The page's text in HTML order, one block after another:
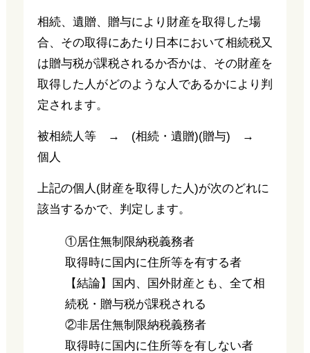
相続、遺贈、贈与により財産を取得した場
合、その取得にあたり日本において相続税又
は贈与税が課税されるか否かは、その財産を
取得した人がどのような人であるかにより判
定されます。
被相続人等 → (相続・遺贈)(贈与) →
個人
上記の個人(財産を取得した人)が次のどれに
該当するかで、判定します。
①居住無制限納税義務者
取得時に国内に住所等を有する者
【結論】国内、国外財産とも、全て相
続税・贈与税が課税される
②非居住無制限納税義務者
取得時に国内に住所等を有しない者